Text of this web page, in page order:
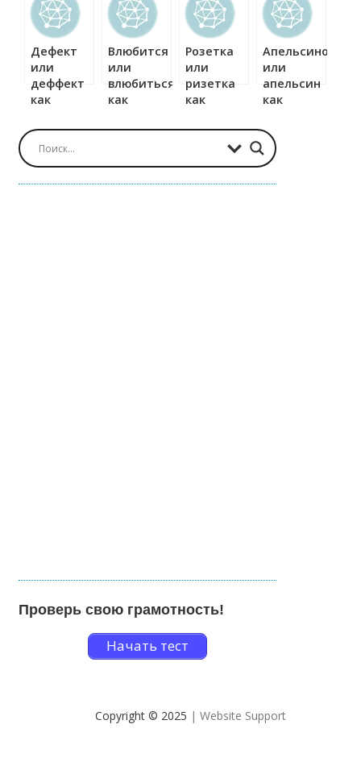
правильно? правильно? правильно?
Дефект
или
деффект
как
Влюбится
или
влюбиться
как
Розетка
или
ризетка
как
Апельсинов
или
апельсин
как
Проверь свою грамотность!
Начать тест
Copyright © 2025 | Website Support